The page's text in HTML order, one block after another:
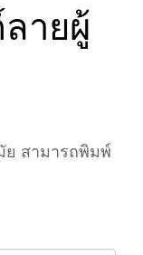
ายผู้
สามารถพิมพ์